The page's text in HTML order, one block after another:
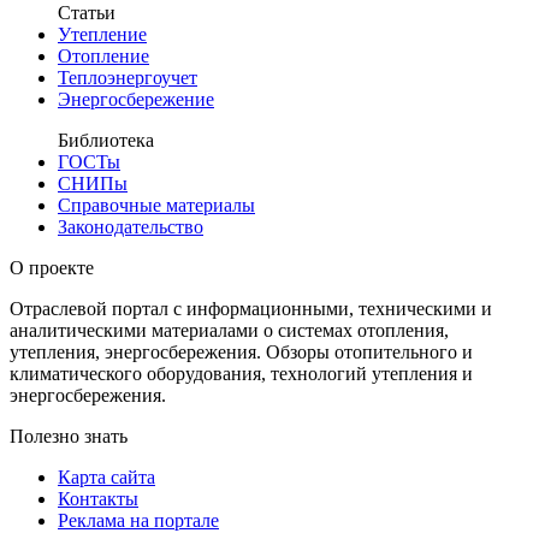
Статьи
Утепление
Отопление
Теплоэнергоучет
Энергосбережение
Библиотека
ГОСТы
СНИПы
Справочные материалы
Законодательство
О проекте
Отраслевой портал с информационными, техническими и
аналитическими материалами о системах отопления,
утепления, энергосбережения. Обзоры отопительного и
климатического оборудования, технологий утепления и
энергосбережения.
Полезно знать
Карта сайта
Контакты
Реклама на портале